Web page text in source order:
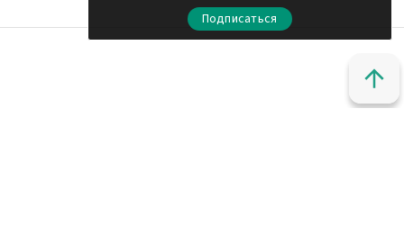
Подписаться